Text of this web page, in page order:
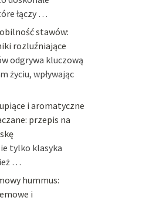
łączy …
stawów:
rozluźniające
odgrywa kluczową
życiu, wpływając
i aromatyczne
przepis na
tylko klasyka
…
hummus:
i